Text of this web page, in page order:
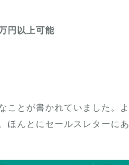
円以上可能
ことが書かれていました。
ほんとにセールスレターに